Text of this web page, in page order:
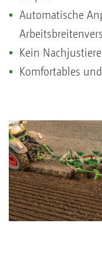
Automatische
Kein
Komfortables